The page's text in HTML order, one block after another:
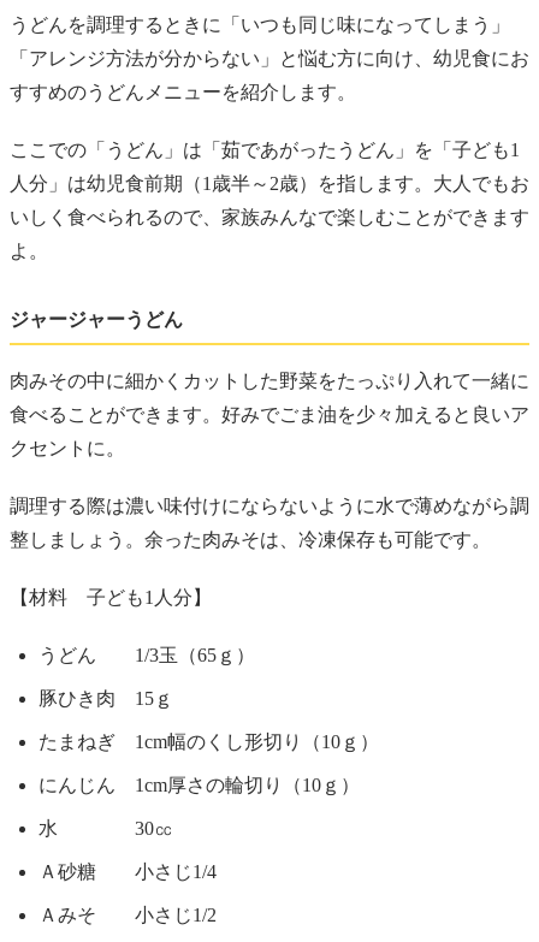
うどんを調理するときに「いつも同じ味になってしまう」
「アレンジ方法が分からない」と悩む方に向け、幼児食にお
すすめのうどんメニューを紹介します。
ここでの「うどん」は「茹であがったうどん」を「子ども1
人分」は幼児食前期（1歳半～2歳）を指します。大人でもお
いしく食べられるので、家族みんなで楽しむことができます
よ。
ジャージャーうどん
肉みその中に細かくカットした野菜をたっぷり入れて一緒に
食べることができます。好みでごま油を少々加えると良いア
クセントに。
調理する際は濃い味付けにならないように水で薄めながら調
整しましょう。余った肉みそは、冷凍保存も可能です。
【材料 子ども1人分】
うどん 1/3玉（65ｇ）
豚ひき肉 15ｇ
たまねぎ 1cm幅のくし形切り（10ｇ）
にんじん 1cm厚さの輪切り（10ｇ）
水 30㏄
Ａ砂糖 小さじ1/4
Ａみそ 小さじ1/2